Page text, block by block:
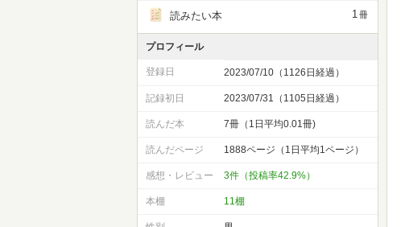
読みたい本 1冊
プロフィール
登録日 2023/07/10（1126日経過）
記録初日 2023/07/31（1105日経過）
読んだ本 7冊（1日平均0.01冊)
読んだページ 1888ページ（1日平均1ページ）
感想・レビュー 3件（投稿率42.9%）
本棚 11棚